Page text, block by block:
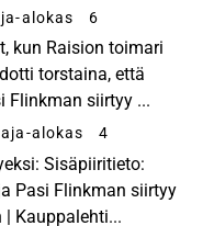
alokas 6
kun Raision toimari
torstaina, että
Flinkman siirtyy ...
alokas 4
Sisäpiiritieto:
Pasi Flinkman siirtyy
Kauppalehti...